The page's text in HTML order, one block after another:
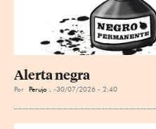
Alerta negra
Por Perujo . 30/07/2026 - 2:40